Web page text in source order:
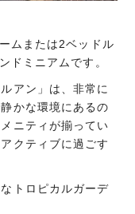
ムまたは2ベッドル
ドミニアムです。
アン」は、非常に
かな環境にあるの
ニティが揃ってい
クティブに過ごす
トロピカルガーデ